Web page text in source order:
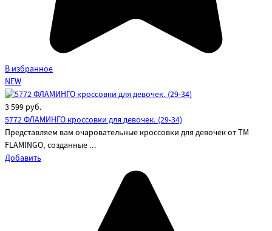
В избранное
NEW
3 599 руб.
5772 ФЛАМИНГО кроссовки для девочек. (29-34)
Представляем вам очаровательные кроссовки для девочек от ТМ
FLAMINGO, созданные ...
Добавить